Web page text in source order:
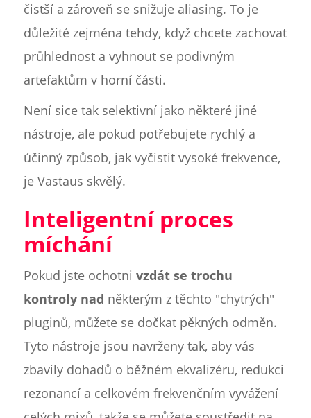
čistší a zároveň se snižuje aliasing. To je
důležité zejména tehdy, když chcete zachovat
průhlednost a vyhnout se podivným
artefaktům v horní části.
Není sice tak selektivní jako některé jiné
nástroje, ale pokud potřebujete rychlý a
účinný způsob, jak vyčistit vysoké frekvence,
je Vastaus skvělý.
Inteligentní proces
míchání
Pokud jste ochotni vzdát se trochu
kontroly nad některým z těchto "chytrých"
pluginů, můžete se dočkat pěkných odměn.
Tyto nástroje jsou navrženy tak, aby vás
zbavily dohadů o běžném ekvalizéru, redukci
rezonancí a celkovém frekvenčním vyvážení